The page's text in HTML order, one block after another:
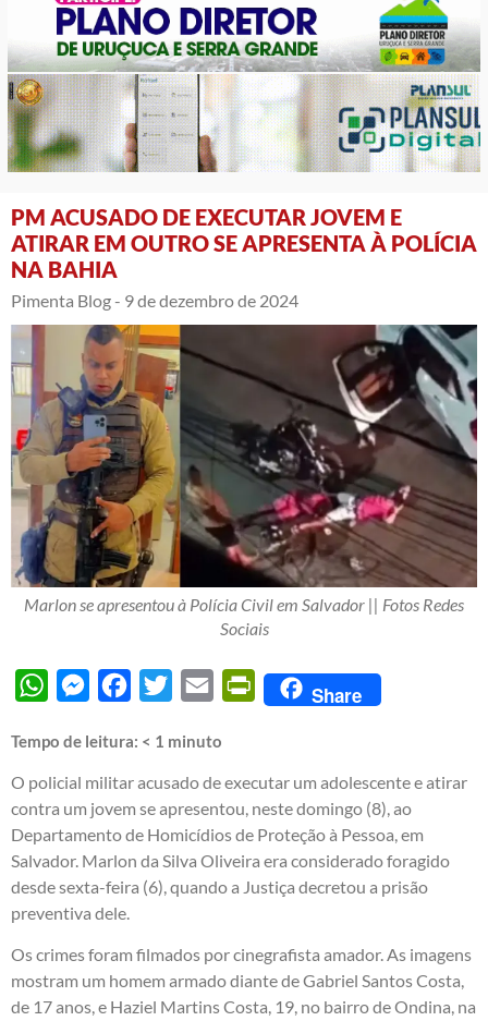
PM ACUSADO DE EXECUTAR JOVEM E
ATIRAR EM OUTRO SE APRESENTA À POLÍCIA
NA BAHIA
Pimenta Blog - 9 de dezembro de 2024
Marlon se apresentou à Polícia Civil em Salvador || Fotos Redes
Sociais
WhatsAppMessengerFacebook
Twitter Email PrintFriendly
Share
Tempo de leitura: < 1 minuto
O policial militar acusado de executar um adolescente e atirar
contra um jovem se apresentou, neste domingo (8), ao
Departamento de Homicídios de Proteção à Pessoa, em
Salvador. Marlon da Silva Oliveira era considerado foragido
desde sexta-feira (6), quando a Justiça decretou a prisão
preventiva dele.
Os crimes foram filmados por cinegrafista amador. As imagens
mostram um homem armado diante de Gabriel Santos Costa,
de 17 anos, e Haziel Martins Costa, 19, no bairro de Ondina, na